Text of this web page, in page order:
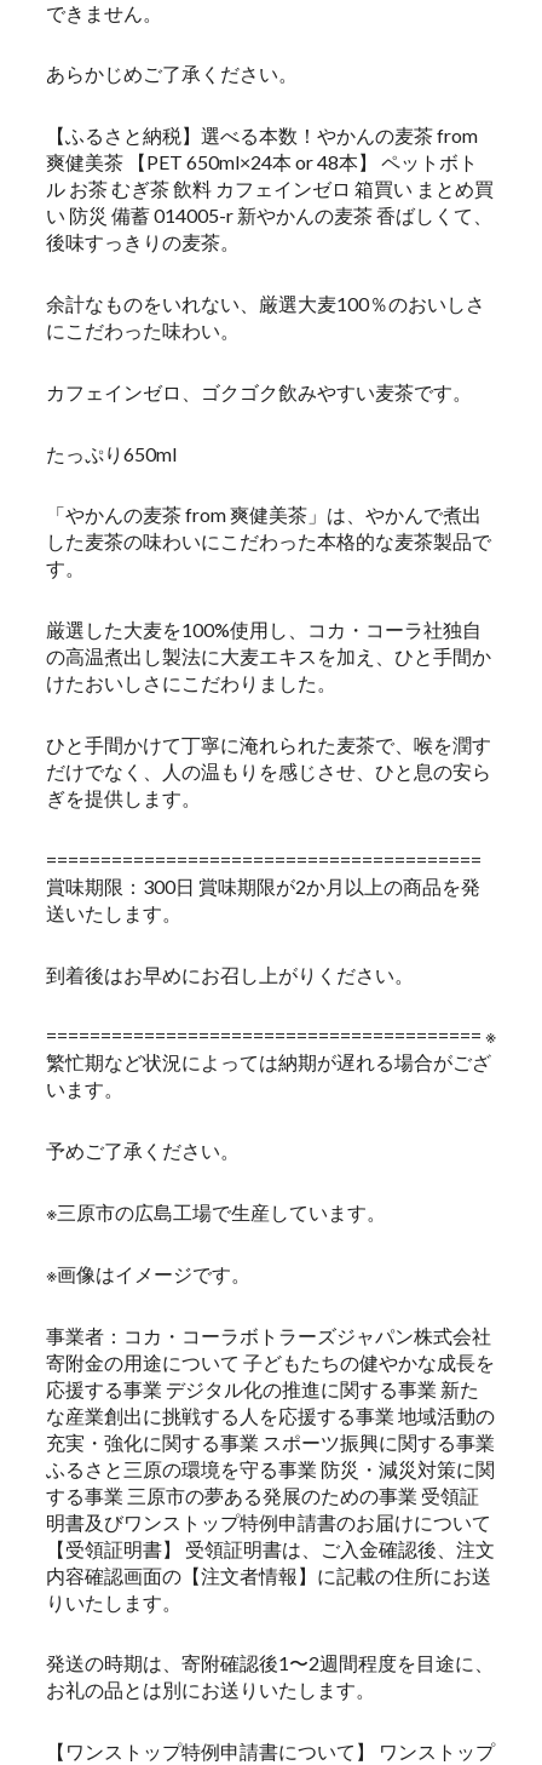
できません。
あらかじめご了承ください。
【ふるさと納税】選べる本数！やかんの麦茶 from
爽健美茶 【PET 650ml×24本 or 48本】 ペットボト
ル お茶 むぎ茶 飲料 カフェインゼロ 箱買い まとめ買
い 防災 備蓄 014005-r 新やかんの麦茶 香ばしくて、
後味すっきりの麦茶。
余計なものをいれない、厳選大麦100％のおいしさ
にこだわった味わい。
カフェインゼロ、ゴクゴク飲みやすい麦茶です。
たっぷり650ml
「やかんの麦茶 from 爽健美茶」は、やかんで煮出
した麦茶の味わいにこだわった本格的な麦茶製品で
す。
厳選した大麦を100%使用し、コカ・コーラ社独自
の高温煮出し製法に大麦エキスを加え、ひと手間か
けたおいしさにこだわりました。
ひと手間かけて丁寧に淹れられた麦茶で、喉を潤す
だけでなく、人の温もりを感じさせ、ひと息の安ら
ぎを提供します。
========================================
賞味期限：300日 賞味期限が2か月以上の商品を発
送いたします。
到着後はお早めにお召し上がりください。
======================================== ※
繁忙期など状況によっては納期が遅れる場合がござ
います。
予めご了承ください。
※三原市の広島工場で生産しています。
※画像はイメージです。
事業者：コカ・コーラボトラーズジャパン株式会社
寄附金の用途について 子どもたちの健やかな成長を
応援する事業 デジタル化の推進に関する事業 新た
な産業創出に挑戦する人を応援する事業 地域活動の
充実・強化に関する事業 スポーツ振興に関する事業
ふるさと三原の環境を守る事業 防災・減災対策に関
する事業 三原市の夢ある発展のための事業 受領証
明書及びワンストップ特例申請書のお届けについて
【受領証明書】 受領証明書は、ご入金確認後、注文
内容確認画面の【注文者情報】に記載の住所にお送
りいたします。
発送の時期は、寄附確認後1〜2週間程度を目途に、
お礼の品とは別にお送りいたします。
【ワンストップ特例申請書について】 ワンストップ